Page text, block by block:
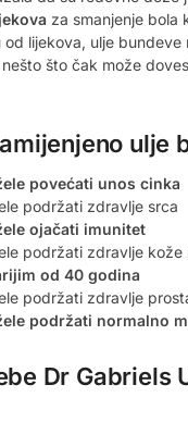
za smanjenje bola
lijekova, ulje bundeve
što čak može
ulje
povećati unos cinka
podržati zdravlje srca
ojačati imunitet
podržati zdravlje kože
od 40 godina
podržati zdravlje
podržati normalno
Dr Gabriels